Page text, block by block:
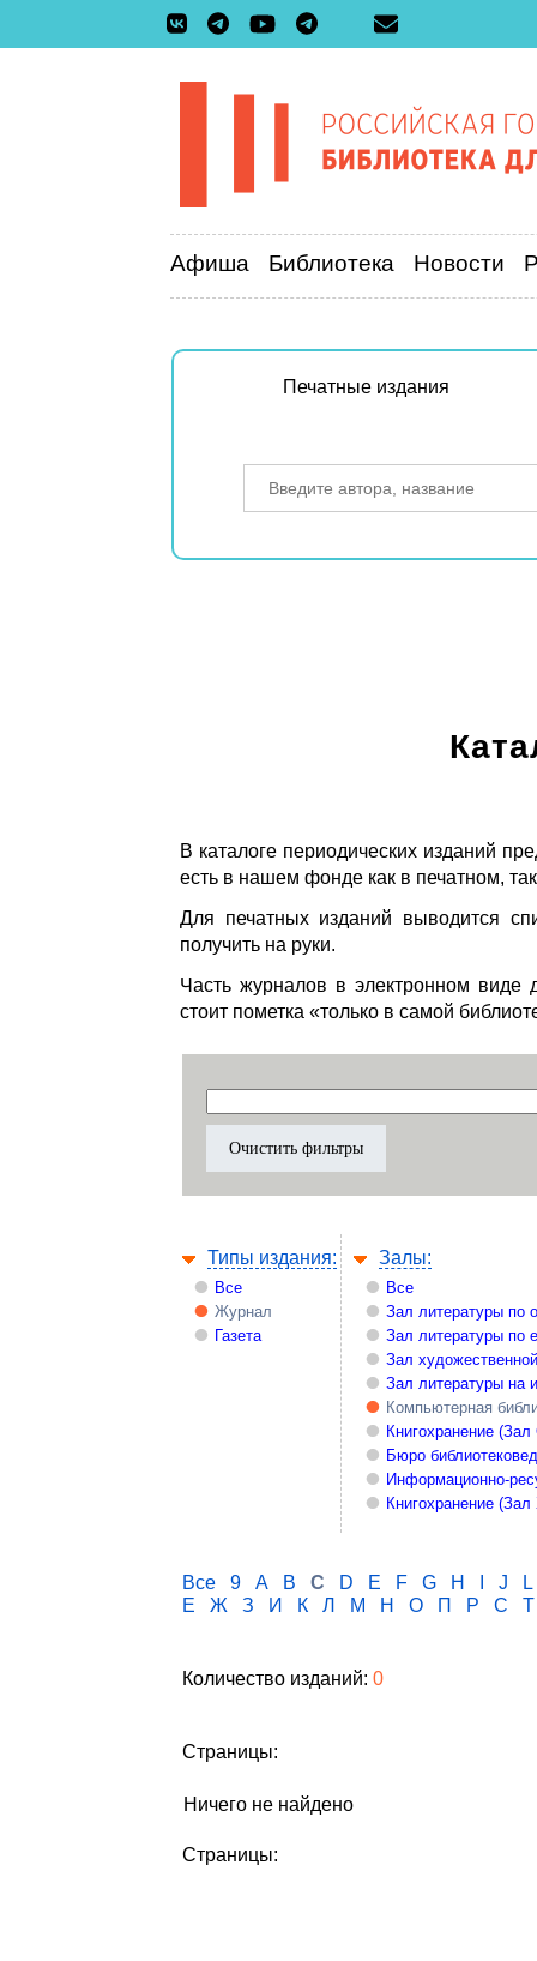
Афиша Библиотека Новости
Печатные издания
В каталоге периодических изданий
есть в нашем фонде как в печатном,
Для печатных изданий выводится
получить на руки.
Часть журналов в электронном виде
стоит пометка «только в самой
Типы издания:
Все
Журнал
Газета
Залы:
Все
Зал литературы по
Зал литературы по
Зал
Зал литературы на
Компьютерная
Книгохранение
Бюро
Информационно-
Книгохранение
Все 9 A B C D E F G H J
L
Е
Ж З И К Л М Н О П Р С Т
Количество изданий: 0
Страницы:
Ничего не найдено
Страницы: